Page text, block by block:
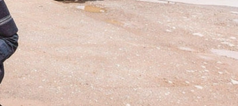
Burdur
Bursa
Çanakkale
sonuçları nereden
sorgulanır,
ikramiye n...
yorum 6
Ağustos'ta
söylüyor,
kon...